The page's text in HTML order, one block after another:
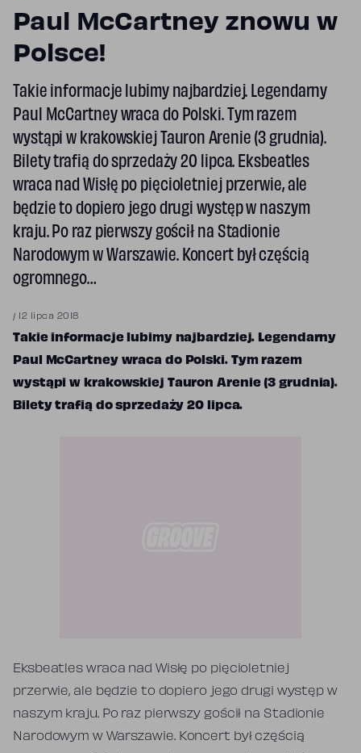
Paul McCartney znowu w
Polsce!
Takie informacje lubimy najbardziej. Legendarny
Paul McCartney wraca do Polski. Tym razem
wystąpi w krakowskiej Tauron Arenie (3 grudnia).
Bilety trafią do sprzedaży 20 lipca. Eksbeatles
wraca nad Wisłę po pięcioletniej przerwie, ale
będzie to dopiero jego drugi występ w naszym
kraju. Po raz pierwszy gościł na Stadionie
Narodowym w Warszawie. Koncert był częścią
ogromnego…
/ 12 lipca 2018
Takie informacje lubimy najbardziej. Legendarny
Paul McCartney wraca do Polski. Tym razem
wystąpi w krakowskiej Tauron Arenie (3 grudnia).
Bilety trafią do sprzedaży 20 lipca.
Eksbeatles wraca nad Wisłę po pięcioletniej
przerwie, ale będzie to dopiero jego drugi występ w
naszym kraju. Po raz pierwszy gościł na Stadionie
Narodowym w Warszawie. Koncert był częścią